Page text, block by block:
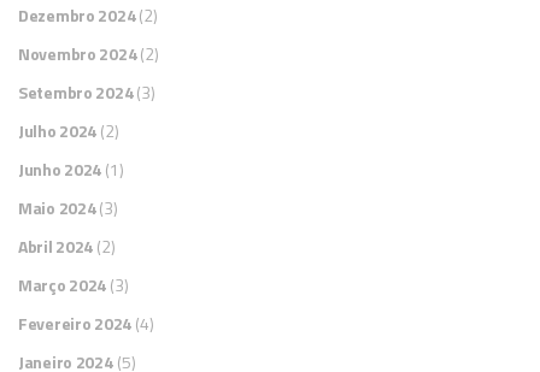
Dezembro 2024(2)
Novembro 2024(2)
Setembro 2024(3)
Julho 2024(2)
Junho 2024(1)
Maio 2024(3)
Abril 2024(2)
Março 2024(3)
Fevereiro 2024(4)
Janeiro 2024(5)